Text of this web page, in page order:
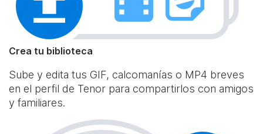
Crea tu biblioteca
Sube y edita tus GIF, calcomanías o MP4 breves
en el perfil de Tenor para compartirlos con amigos
y familiares.